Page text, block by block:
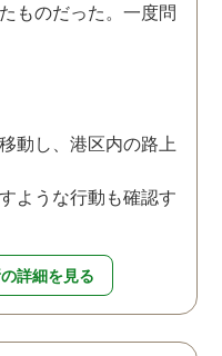
ものだった。一度問
動し、港区内の路上
ような行動も確認す
詳細を見る